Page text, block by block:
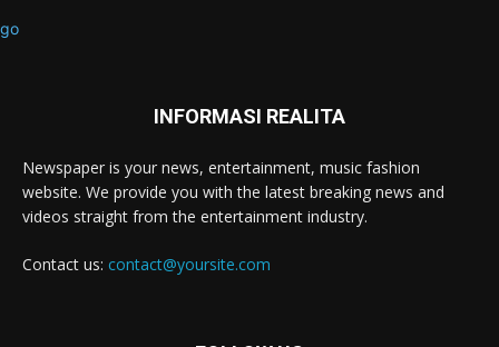
INFORMASI REALITA
Newspaper is your news, entertainment, music fashion
website. We provide you with the latest breaking news and
videos straight from the entertainment industry.
Contact us: contact@yoursite.com